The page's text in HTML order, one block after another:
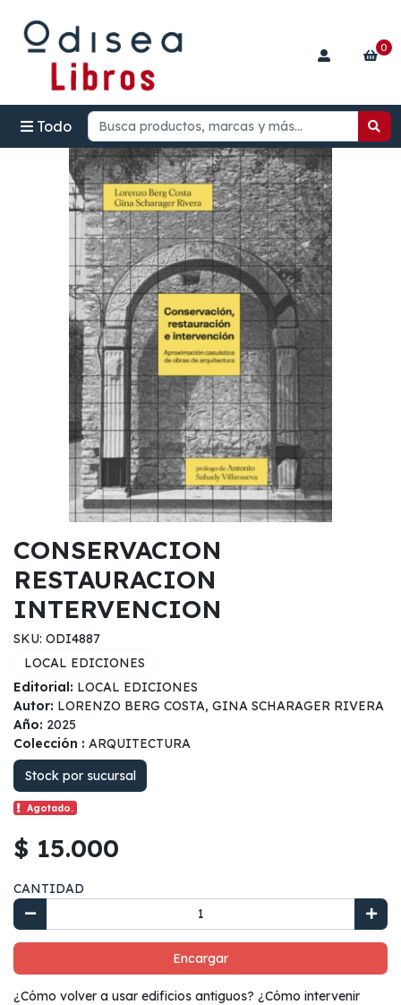
Todo
0
CONSERVACION
RESTAURACION
INTERVENCION
SKU: ODI4887
LOCAL EDICIONES
Editorial: LOCAL EDICIONES
Autor: LORENZO BERG COSTA, GINA SCHARAGER RIVERA
Año: 2025
Colección : ARQUITECTURA
Stock por sucursal
Agotado.
$ 15.000
CANTIDAD
Encargar
¿Cómo volver a usar edificios antiguos? ¿Cómo intervenir